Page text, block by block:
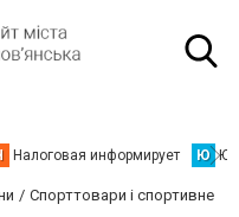
Налоговая информирует Ю
Спорттовари і спортивне